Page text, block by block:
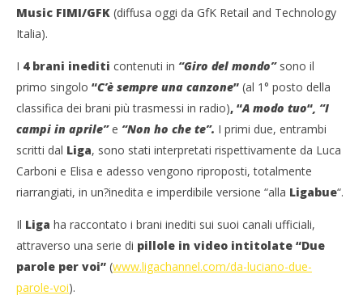
NOW VIEWING
Ligabue, 1mo in classifica con “Giro del Mondo”
Redazione
Music FIMI/GFK (diffusa oggi da GfK Retail and Technology
Italia).
I 4 brani inediti contenuti in “Giro del mondo” sono il
primo singolo “C’è sempre una canzone” (al 1° posto della
classifica dei brani più trasmessi in radio), “A modo tuo“, “I
campi in aprile”e “Non ho che te”. I primi due, entrambi
scritti dal Liga, sono stati interpretati rispettivamente da Luca
Carboni e Elisa e adesso vengono riproposti, totalmente
riarrangiati, in un?inedita e imperdibile versione “alla Ligabue“.
Il Liga ha raccontato i brani inediti sui suoi canali ufficiali,
attraverso una serie di pillole in video intitolate “Due
parole per voi” (www.ligachannel.com/da-luciano-due-
parole-voi).